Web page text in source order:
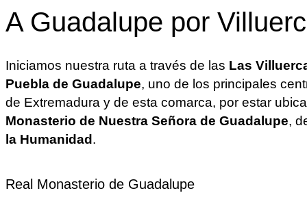
A Guadalupe por
Iniciamos nuestra ruta a través de las Las
Puebla de Guadalupe, uno de los principales
de Extremadura y de esta comarca, por estar
Monasterio de Nuestra Señora de Guadalupe,
la Humanidad.
Real Monasterio de Guadalupe